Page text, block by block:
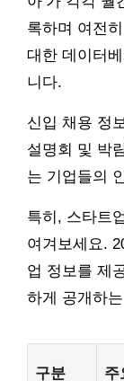
록하며 여전
대한 데이터
니다.
신입 채용 정
설명회 및 박
는 기업들의
특히, 스타트
여겨보세요.
업 정보를 제
하게 공개하
구분 주